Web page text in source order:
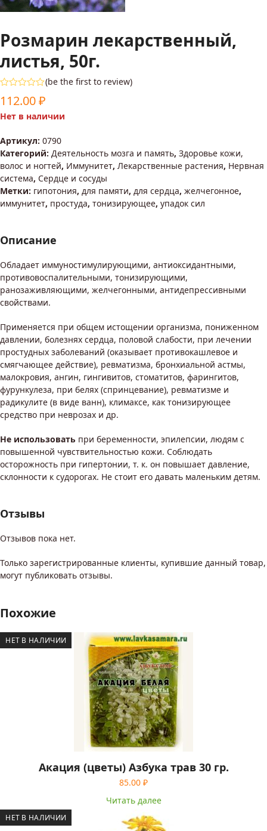
Розмарин лекарственный,
листья, 50г.
5
(be the first to review)
112.00₽
Нет в наличии
Артикул: 0790
Категорий: Деятельность мозга и память, Здоровье кожи,
волос и ногтей, Иммунитет, Лекарственные растения, Нервная
система, Сердце и сосуды
Метки: гипотония, для памяти, для сердца, желчегонное,
иммунитет, простуда, тонизирующее, упадок сил
Описание
Обладает иммуностимулирующими, антиоксидантными,
противовоспалительными, тонизирующими,
ранозаживляющими, желчегонными, антидепрессивными
свойствами.
Применяется при общем истощении организма, пониженном
давлении, болезнях сердца, половой слабости, при лечении
простудных заболеваний (оказывает противокашлевое и
смягчающее действие), ревматизма, бронхиальной астмы,
малокровия, ангин, гингивитов, стоматитов, фарингитов,
фурункулеза, при белях (спринцевание), ревматизме и
радикулите (в виде ванн), климаксе, как тонизирующее
средство при неврозах и др.
Не использовать при беременности, эпилепсии, людям с
повышенной чувствительностью кожи. Соблюдать
осторожность при гипертонии, т. к. он повышает давление,
склонности к судорогах. Не стоит его давать маленьким детям.
Отзывы
Отзывов пока нет.
Только зарегистрированные клиенты, купившие данный товар,
могут публиковать отзывы.
Похожие
НЕТ В НАЛИЧИИ
Акация (цветы) Азбука трав 30 гр.
85.00 ₽
Читать далее
НЕТ В НАЛИЧИИ